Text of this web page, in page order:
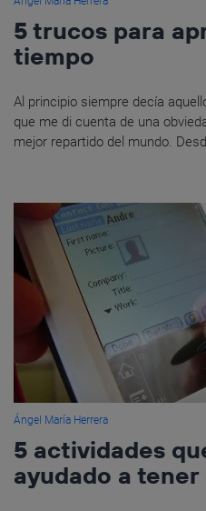
5 trucos para
tiempo
Al principio siempre decía
que me di cuenta de una
mejor repartido del mundo.
Ángel María Herrera
5 actividades
ayudado a